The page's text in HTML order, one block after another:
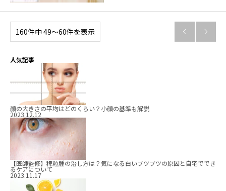
160件中 49〜60件を表示  
人気記事
顔の大きさの平均はどのくらい？小顔の基準も解説
2023.12.12
【医師監修】稗粒腫の治し方は？気になる白いブツブツの原因と自宅ででき
るケアについて
2023.11.17